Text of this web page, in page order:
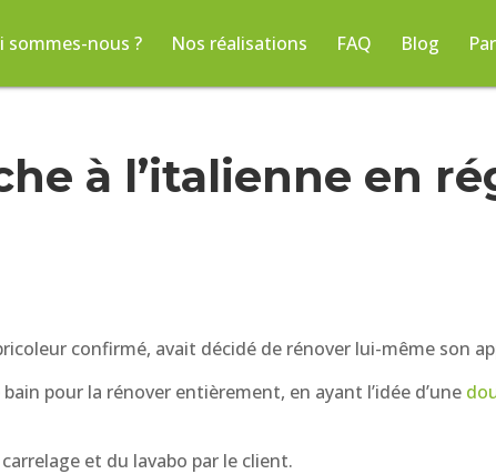
sommes-nous ? Nos réalisations FAQ Blog
à l’italienne en
confirmé, avait décidé de rénover lui-même son
pour la rénover entièrement, en ayant l’idée d’une